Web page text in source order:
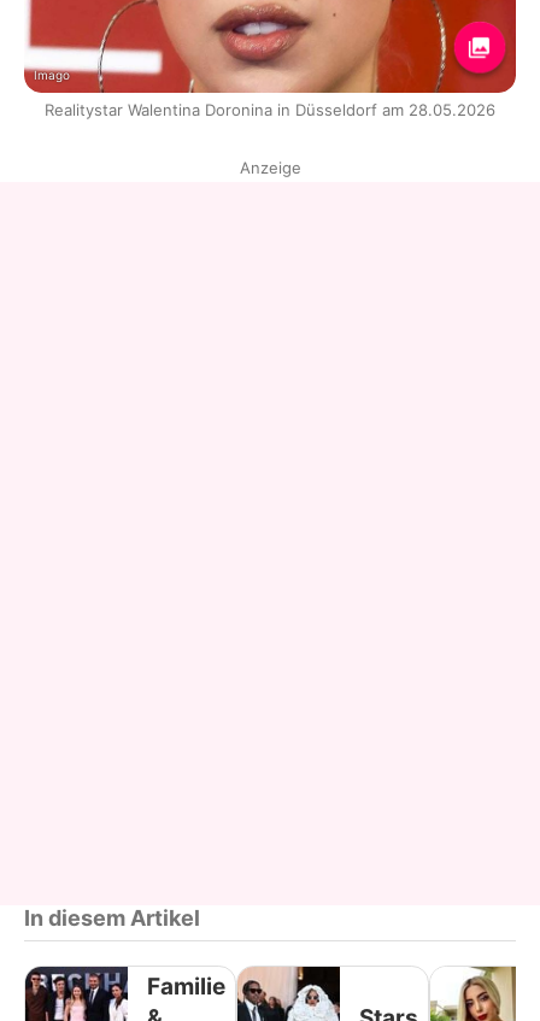
Imago
Realitystar Walentina Doronina in Düsseldorf am 28.05.2026
Anzeige
In diesem Artikel
Familie